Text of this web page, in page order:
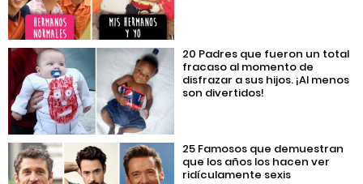
20 Padres que fueron un total
fracaso al momento de
disfrazar a sus hijos. ¡Al menos
son divertidos!
25 Famosos que demuestran
que los años los hacen ver
ridículamente sexis